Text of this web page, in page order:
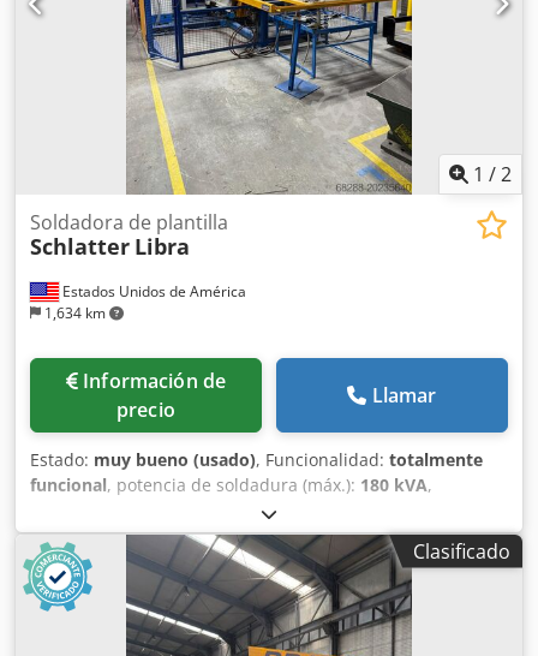
extracción y apilamiento. Dksdpfezd Sulox Aamor
1 /2
Estados Unidos de América
1,634 km
Soldadora de plantilla
Schlatter Libra
Información de
precio
Llamar
Estado: muy bueno (usado), Funcionalidad: totalmente
funcional, potencia de soldadura (máx.): 180 kVA,
Schlatter Posiweld tipo Libra. La máquina fue fabricada en
2005, el control fue actualizado por Schlatter en 2022.
Dodpfx Aajxlvn Eomekr
Clasificado